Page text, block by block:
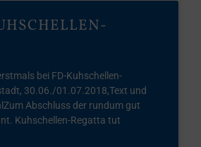
bei FD-Kuhschellen-
30.06./01.07.2018,Text und
Abschluss der rundum gut
Kuhschellen-Regatta tut